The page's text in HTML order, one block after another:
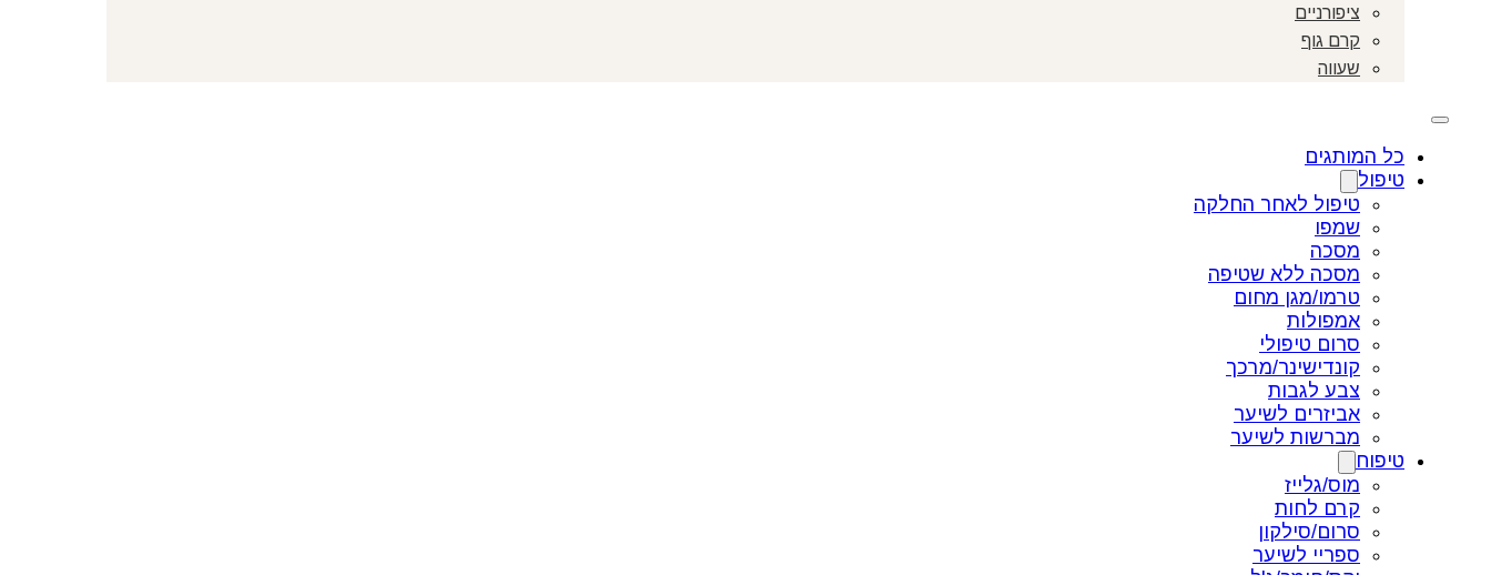
ציפורניים
קרם גוף
שעווה
כל המותגים
טיפול
טיפול לאחר החלקה
שמפו
מסכה
מסכה ללא שטיפה
טרמו/מגן מחום
אמפולות
סרום טיפולי
קונדישינר/מרכך
צבע לגבות
אביזרים לשיער
מברשות לשיער
טיפוח
מוס/גלייז
קרם לחות
סרום/סילקון
ספריי לשיער